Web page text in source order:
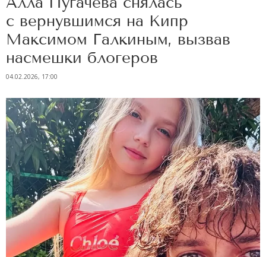
с вернувшимся на Кипр
Максимом Галкиным, вызвав
насмешки блогеров
04.02.2026, 17:00